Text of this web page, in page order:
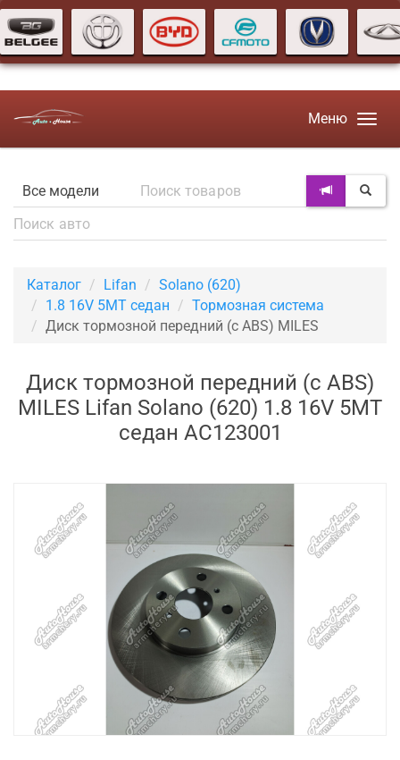
Меню
Каталог Lifan
Solano (620)
1.8 16V 5МТ седан
Тормозная система
Диск тормозной передний (с ABS) MILES
Диск тормозной передний (с ABS)
MILES Lifan Solano (620) 1.8 16V 5МТ
седан AC123001